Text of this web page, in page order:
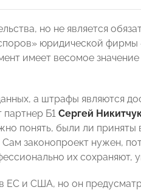
но не является
юридической
имеет весомое
а штрафы являются
партнер Б1 Сергей
понять, были ли приняты
законопроект нужен,
их сохраняют,
ЕС и США, но он